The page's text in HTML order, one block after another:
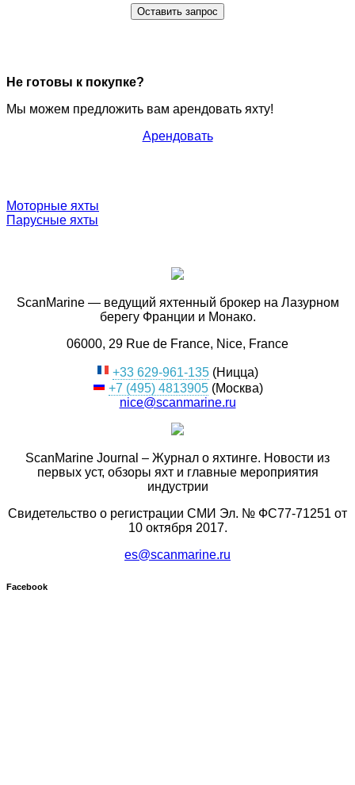
Оставить запрос
Не готовы к покупке?
Мы можем предложить вам арендовать яхту!
Арендовать
Моторные яхты
Парусные яхты
ScanMarine — ведущий яхтенный брокер на Лазурном
берегу Франции и Монако.
06000, 29 Rue de France, Nice, France
+33 629-961-135 (Ницца)
+7 (495) 4813905(Москва)
nice@scanmarine.ru
ScanMarine Journal – Журнал о яхтинге. Новости из
первых уст, обзоры яхт и главные мероприятия
индустрии
Свидетельство о регистрации СМИ Эл. № ФС77-71251 от
10 октября 2017.
es@scanmarine.ru
Facebook